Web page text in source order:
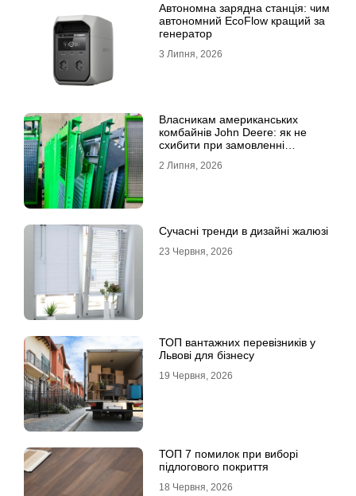
Автономна зарядна станція: чим
автономний EcoFlow кращий за
генератор
3 Липня, 2026
Власникам американських
комбайнів John Deere: як не
схибити при замовленні
2 Липня, 2026
Сучасні тренди в дизайні жалюзі
23 Червня, 2026
ТОП вантажних перевізників у
Львові для бізнесу
19 Червня, 2026
ТОП 7 помилок при виборі
підлогового покриття
18 Червня, 2026